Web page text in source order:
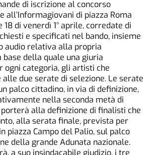
di iscrizione al concorso
all’Informagiovani di piazza Roma
di venerdì 1° aprile, corredate di
e specificati nel bando, insieme
audio relativa alla propria
della quale una giuria
ogni categoria, gli artisti che
due serate di selezione. Le serate
palco cittadino, in via di definizione,
nella seconda metà di
alla definizione di finalisti che
alla serata finale, prevista per
piazza Campo del Palio, sul palco
della grande Adunata nazionale.
a suo insindacabile giudizio, i tre